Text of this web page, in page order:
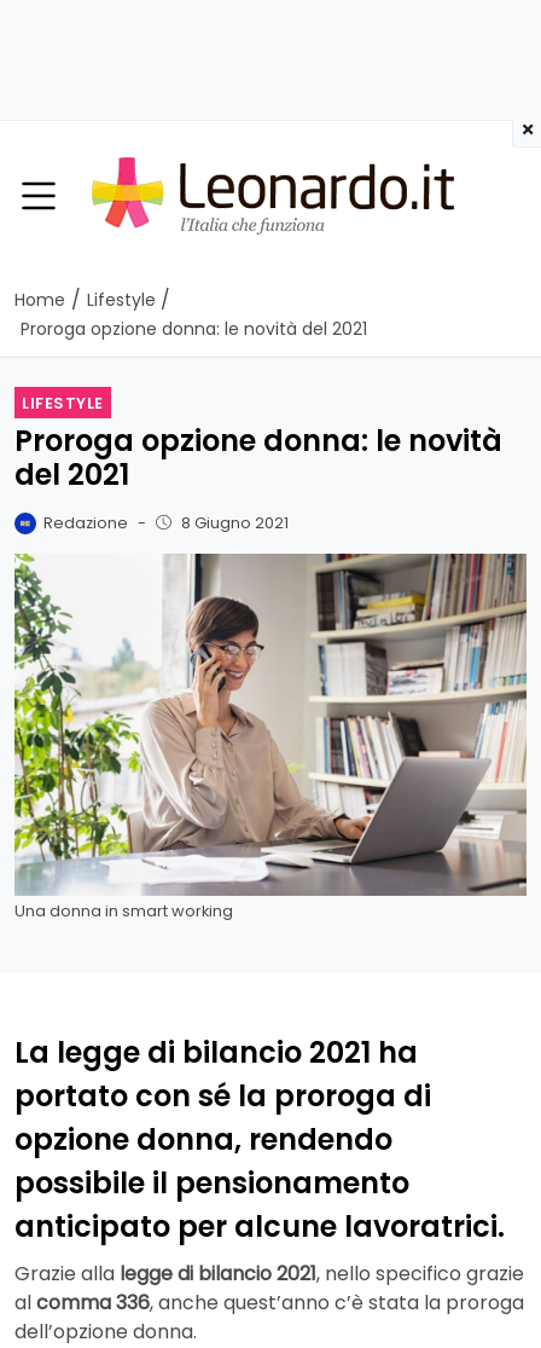
Home / Lifestyle /
Proroga opzione donna: le novità del 2021
LIFESTYLE
Proroga opzione donna: le novità
del 2021
Redazione - 8 Giugno 2021
Una donna in smart working
La legge di bilancio 2021 ha
portato con sé la proroga di
opzione donna, rendendo
possibile il pensionamento
anticipato per alcune lavoratrici.
Grazie alla legge di bilancio 2021, nello specifico grazie
alcomma 336, anche quest’anno c’è stata la proroga
dell’opzione donna.
×